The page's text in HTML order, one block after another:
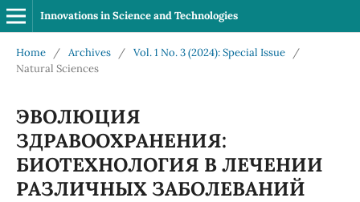
Innovations in Science and Technologies
Home / Archives / Vol. 1 No. 3 (2024): Special Issue
/
Natural Sciences
ЭВОЛЮЦИЯ
ЗДРАВООХРАНЕНИЯ:
БИОТЕХНОЛОГИЯ В ЛЕЧЕНИИ
РАЗЛИЧНЫХ ЗАБОЛЕВАНИЙ